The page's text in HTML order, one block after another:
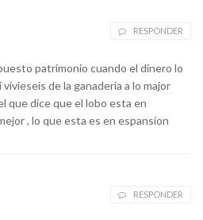
RESPONDER
patrimonio cuando el dinero lo
de la ganaderia a lo major
que dice que el lobo esta en
, lo que esta es en espansion
RESPONDER